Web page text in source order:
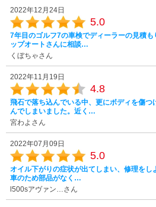
2022年12月24日
5.0
7年目のゴルフ7の車検でディーラーの見積
ップオートさんに相談…
くぼちゃさん
2022年11月19日
4.8
飛石で落ち込んでいる中、更にボディを傷つ
んでしまいました。近く…
宮わよさん
2022年07月09日
5.0
オイル下がりの症状が出てしまい、修理を
車のため部品がなく…
l500sアヴァン…さん